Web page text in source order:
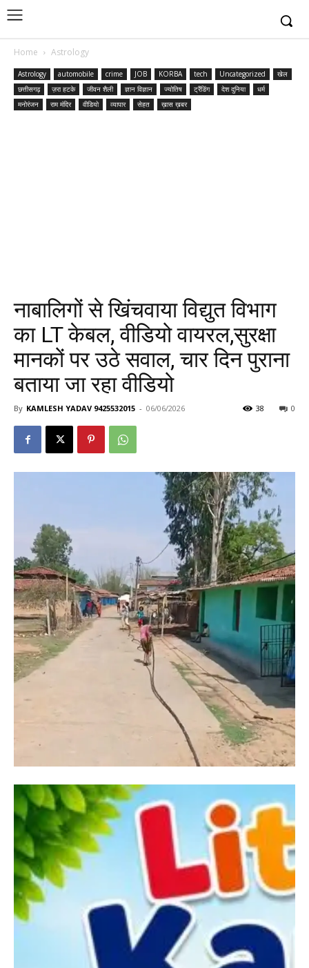
Home Astrology
Astrology automobile crime JOB KORBA tech Uncategorized
खेल
छत्तीसगढ़
ज़रा हटके जीवन शैली ज्ञान विज्ञान ज्योतिष ट्रैंडिंग देश दुनिया
धर्म
मनोरंजन
राम मंदिर वीडियो व्यापार सेहत ख़ास ख़बर
नाबालिगों से खिंचवाया विद्युत विभाग
का LT केबल, वीडियो वायरल,सुरक्षा
मानकों पर उठे सवाल, चार दिन पुराना
बताया जा रहा वीडियो
By KAMLESH YADAV 9425532015 - 06/06/2026 0
38